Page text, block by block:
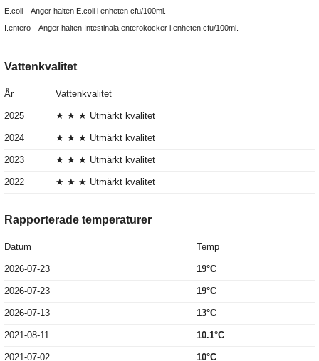
E.coli – Anger halten E.coli i enheten cfu/100ml.
I.entero – Anger halten Intestinala enterokocker i enheten cfu/100ml.
Vattenkvalitet
År Vattenkvalitet
2025 ★ ★ ★ Utmärkt kvalitet
2024 ★ ★ ★ Utmärkt kvalitet
2023 ★ ★ ★ Utmärkt kvalitet
2022 ★ ★ ★ Utmärkt kvalitet
Rapporterade temperaturer
Datum Temp
2026-07-23 19°C
2026-07-23 19°C
2026-07-13 13°C
2021-08-11 10.1°C
2021-07-02 10°C